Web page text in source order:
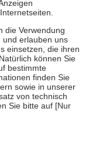
Gesundheit zu
zu unterstützen,
18. Lebensjahr
die von der